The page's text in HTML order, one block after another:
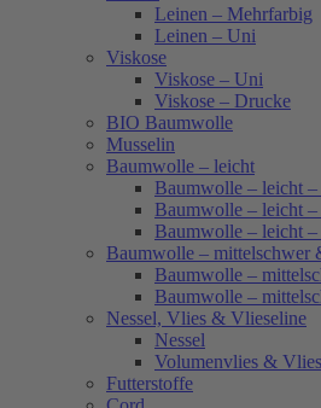
Leinen – Mehrfarbig
Leinen – Uni
Viskose
Viskose – Uni
Viskose – Drucke
BIO Baumwolle
Musselin
Baumwolle – leicht
Baumwolle – leicht
Baumwolle – leicht
Baumwolle – leicht
Baumwolle – mittelschwer
Baumwolle –
Baumwolle –
Nessel, Vlies & Vlieseline
Nessel
Volumenvlies &
Futterstoffe